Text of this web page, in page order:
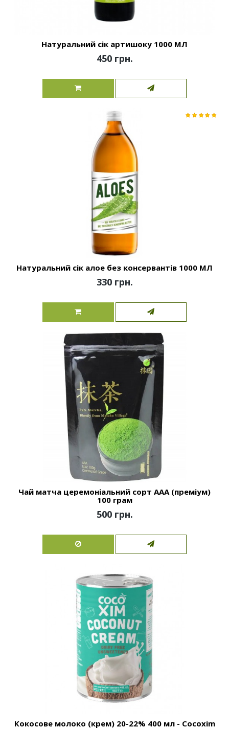
Натуральний сік артишоку 1000 МЛ
450 грн.
Натуральний сік алое без консервантів 1000 МЛ
330 грн.
Чай матча церемоніальний сорт ААА (преміум)
100 грам
500 грн.
Кокосове молоко (крем) 20-22% 400 мл - Cocoxim